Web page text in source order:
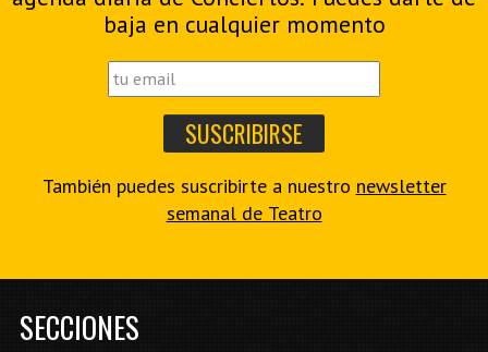
baja en cualquier momento
También puedes suscribirte a nuestro newsletter
semanal de Teatro
SECCIONES